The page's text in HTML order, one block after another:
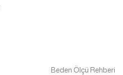
Beden Ölçü Rehberi